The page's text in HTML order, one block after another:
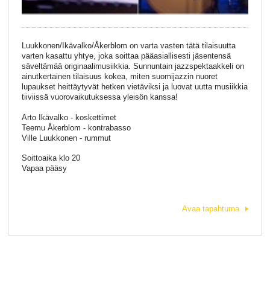
Luukkonen/Ikävalko/Åkerblom on varta vasten tätä tilaisuutta
varten kasattu yhtye, joka soittaa pääasiallisesti jäsentensä
säveltämää originaalimusiikkia. Sunnuntain jazzspektaakkeli on
ainutkertainen tilaisuus kokea, miten suomijazzin nuoret
lupaukset heittäytyvät hetken vietäviksi ja luovat uutta musiikkia
tiiviissä vuorovaikutuksessa yleisön kanssa!
Arto Ikävalko - koskettimet
Teemu Åkerblom - kontrabasso
Ville Luukkonen - rummut
Soittoaika klo 20
Vapaa pääsy
Avaa tapahtuma